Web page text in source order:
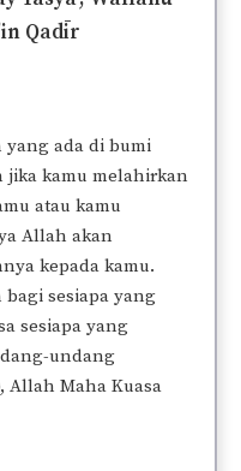
Qadīr
yang ada di bumi
jika kamu melahirkan
atau kamu
Allah akan
kepada kamu.
sesiapa yang
sesiapa yang
undang
Allah Maha Kuasa